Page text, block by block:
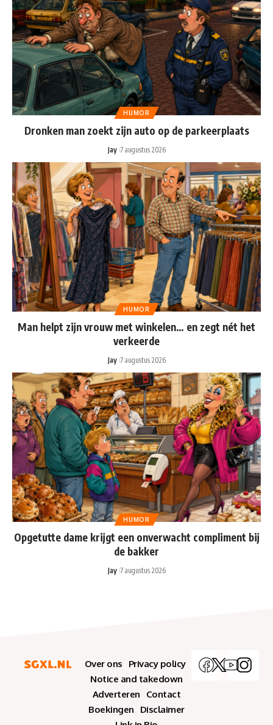
HUMOR
Dronken man zoekt zijn auto op de parkeerplaats
Jay 7 augustus 2026
HUMOR
Man helpt zijn vrouw met winkelen… en zegt nét het
verkeerde
Jay 7 augustus 2026
HUMOR
Opgetutte dame krijgt een onverwacht compliment bij
de bakker
Jay 7 augustus 2026
Over ons
Privacy policy
Notice and takedown
Adverteren
Contact
Boekingen
Disclaimer